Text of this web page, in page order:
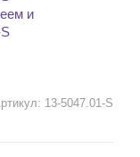
13-5047.01-S